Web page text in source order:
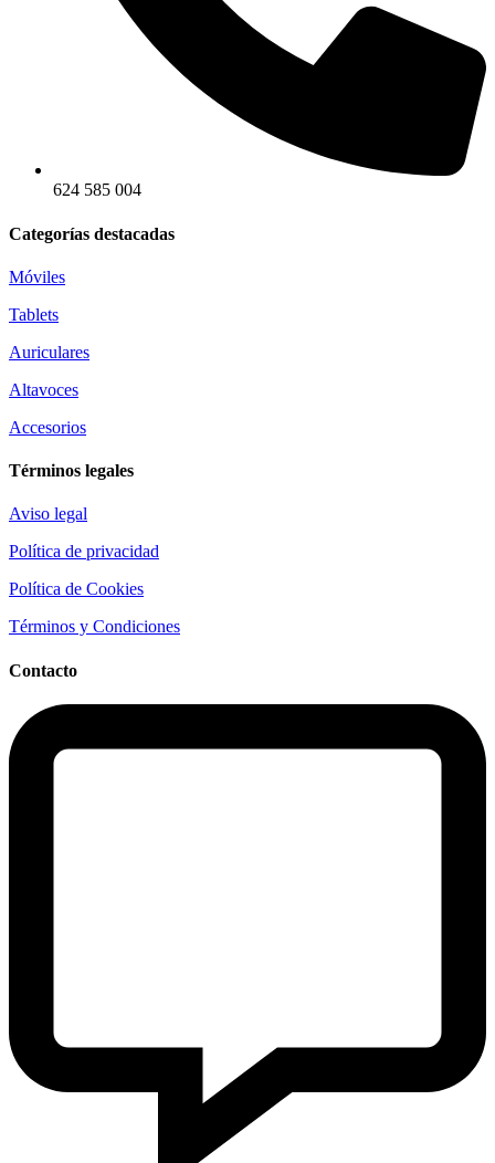
624 585 004
Categorías destacadas
Móviles
Tablets
Auriculares
Altavoces
Accesorios
Términos legales
Aviso legal
Política de privacidad
Política de Cookies
Términos y Condiciones
Contacto